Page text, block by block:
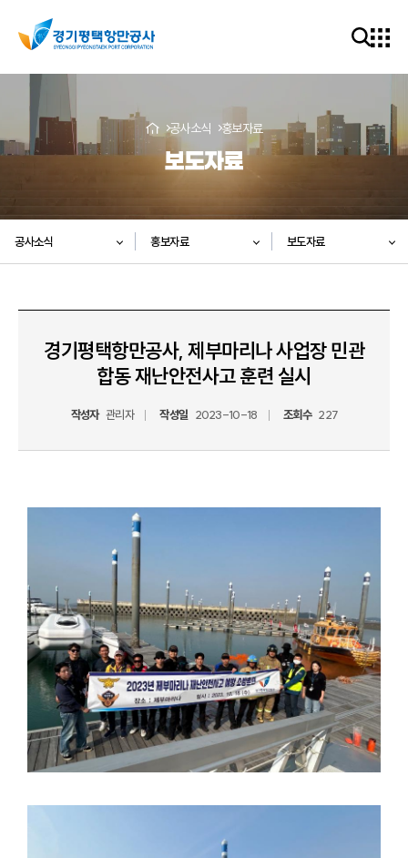
공사소식 홍보자료
보도자료
공사소식 홍보자료 보도자료
경기평택항만공사, 제부마리나 사업장 민관
합동 재난안전사고 훈련 실시
작성자 관리자 작성일 2023-10-18 조회수 227